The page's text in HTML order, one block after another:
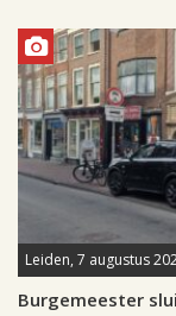
Leiden, 7 augustus
Burgemeester